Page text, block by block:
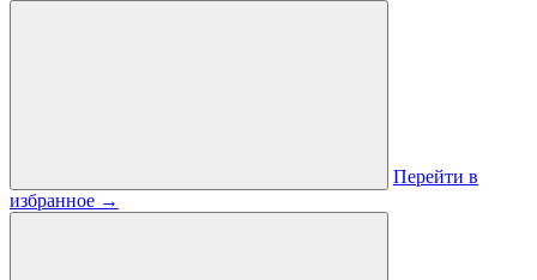
Перейти в
избранное →